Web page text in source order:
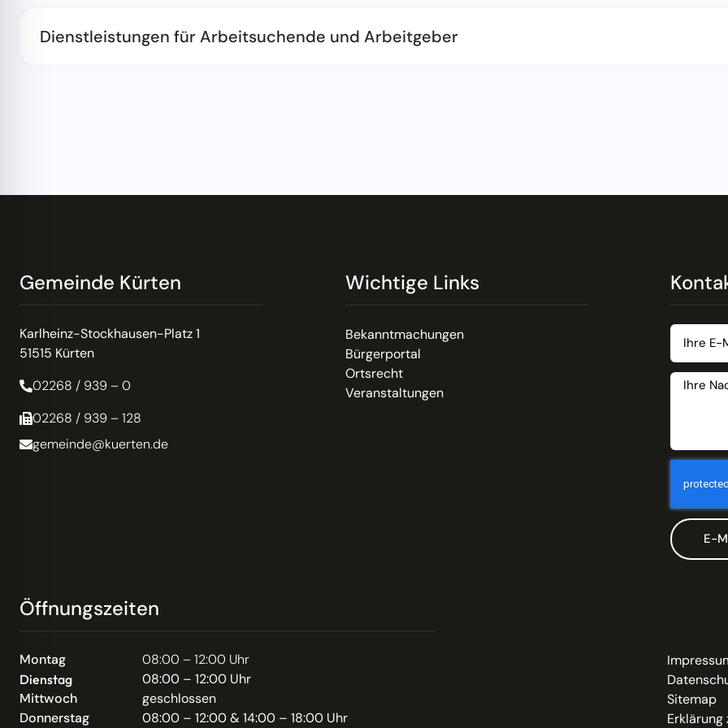
Dienstleistungen für Arbeitsuchende und Arbeitgeber
Gemeinde Kürten
Karlheinz-Stockhausen-Platz 1
51515 Kürten
02268 / 939 – 0
02268 / 939 – 128
gemeinde@kuerten.de
Wichtige Links
Bekanntmachungen
Bürgerportal
Ortsrecht
Veranstaltungen
E-
Öffnungszeiten
Montag 08:00 – 12:00 Uhr
Dienstag
08:00 – 12:00 Uhr
Mittwoch
geschlossen
Donnerstag
08:00 – 12:00 & 14:00 – 18:00 Uhr
Sitemap